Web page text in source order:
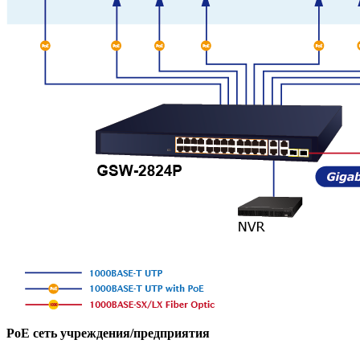
PoE сеть учреждения/предприятия